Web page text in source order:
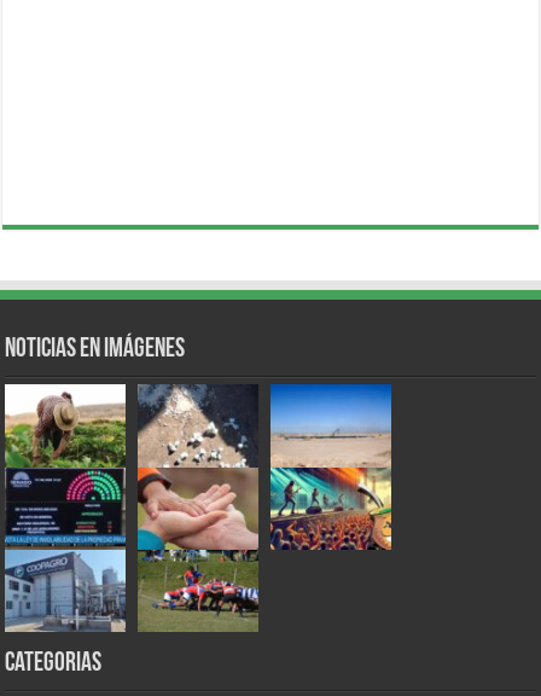
Noticias en Imágenes
Categorias